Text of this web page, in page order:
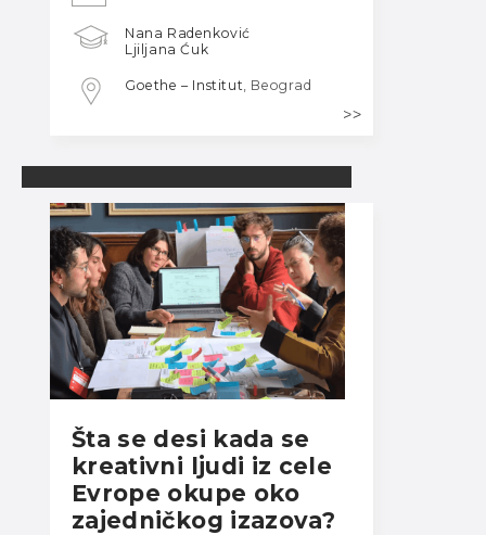
Nana Radenković
Ljiljana Ćuk
Goethe – Institut , Beograd
Šta se desi kada se
kreativni ljudi iz cele
Evrope okupe oko
zajedničkog izazova?